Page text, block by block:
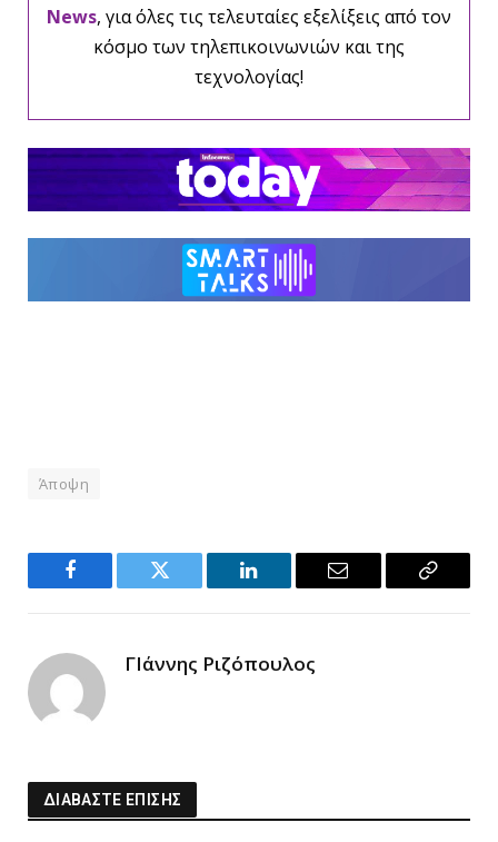
News, για όλες τις τελευταίες εξελίξεις από τον
κόσμο των τηλεπικοινωνιών και της
τεχνολογίας!
Άποψη
Facebook Twitter LinkedIn Email
Copy
ΓΙάννης Ριζόπουλος
ΔΙΑΒΑΣΤΕ ΕΠΙΣΗΣ